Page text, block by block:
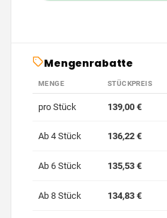
Mengenrabatte
MENGE STÜCKPREIS
pro Stück 139,00 €
Ab 4 Stück 136,22 €
Ab 6 Stück 135,53 €
Ab 8 Stück 134,83 €